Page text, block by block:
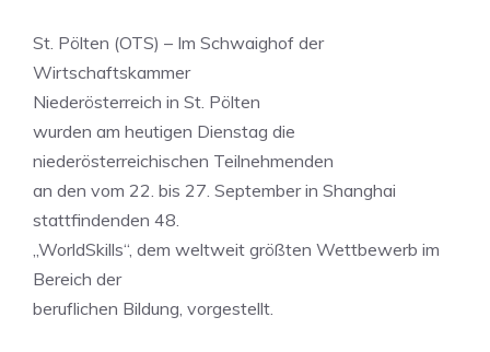
St. Pölten (OTS) – Im Schwaighof der
Wirtschaftskammer
Niederösterreich in St. Pölten
wurden am heutigen Dienstag die
niederösterreichischen Teilnehmenden
an den vom 22. bis 27. September in Shanghai
stattfindenden 48.
„WorldSkills“, dem weltweit größten Wettbewerb im
Bereich der
beruflichen Bildung, vorgestellt.